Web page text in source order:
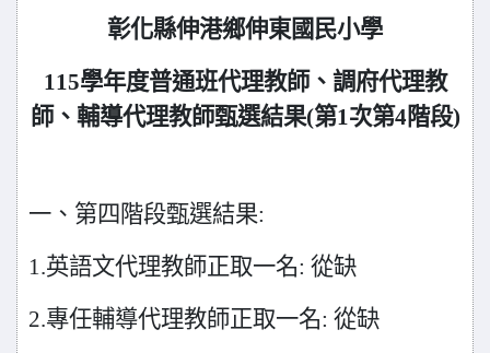
彰化縣伸港鄉伸東國民小學
115學年度普通班代理教師、調府代理教
師、輔導代理教師甄選結果(第1次第4階段)
一、第四階段甄選結果:
1.英語文代理教師正取一名: 從缺
2.專任輔導代理教師正取一名: 從缺